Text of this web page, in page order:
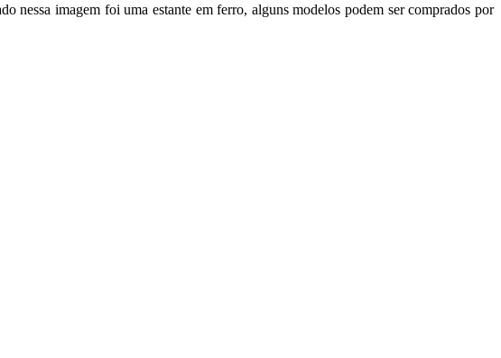
nessa imagem foi uma estante em ferro, alguns modelos podem ser comprados por